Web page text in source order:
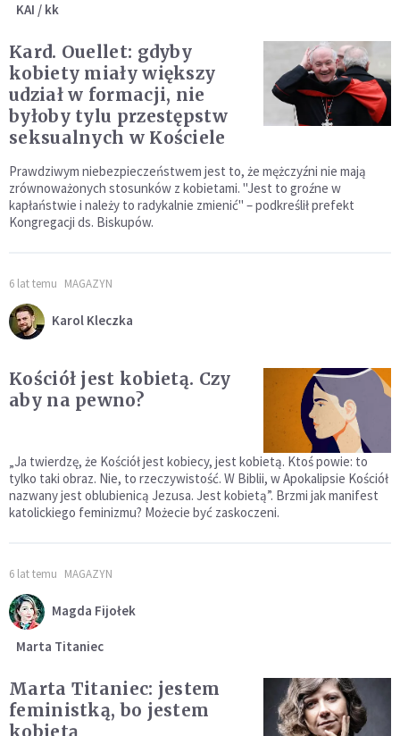
KAI / kk
Kard. Ouellet: gdyby
kobiety miały większy
udział w formacji, nie
byłoby tylu przestępstw
seksualnych w Kościele
Prawdziwym niebezpieczeństwem jest to, że mężczyźni nie mają
zrównoważonych stosunków z kobietami. "Jest to groźne w
kapłaństwie i należy to radykalnie zmienić" – podkreślił prefekt
Kongregacji ds. Biskupów.
6 lat temu MAGAZYN
Karol Kleczka
Kościół jest kobietą. Czy
aby na pewno?
„Ja twierdzę, że Kościół jest kobiecy, jest kobietą. Ktoś powie: to
tylko taki obraz. Nie, to rzeczywistość. W Biblii, w Apokalipsie Kościół
nazwany jest oblubienicą Jezusa. Jest kobietą”. Brzmi jak manifest
katolickiego feminizmu? Możecie być zaskoczeni.
6 lat temu MAGAZYN
Magda Fijołek
Marta Titaniec
Marta Titaniec: jestem
feministką, bo jestem